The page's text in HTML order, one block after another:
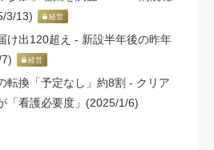
3/13)
経営
け出120超え - 新設半年後の昨年
経営
転換「予定なし」約8割 - クリア
看護必要度」(2025/1/6)